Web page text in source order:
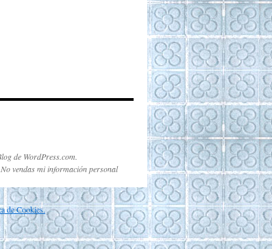
de WordPress.com.
No vendas mi información personal
de Cookies.